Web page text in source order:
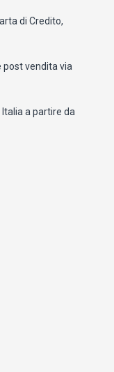
di Credito,
vendita via
a partire da